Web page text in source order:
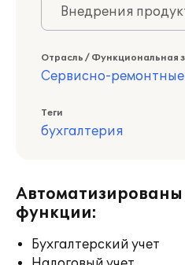
Внедрения
Отрасль / Функциональная
Сервисно-
Теги
бухгалтерия
функции:
Бухгалтерский учет